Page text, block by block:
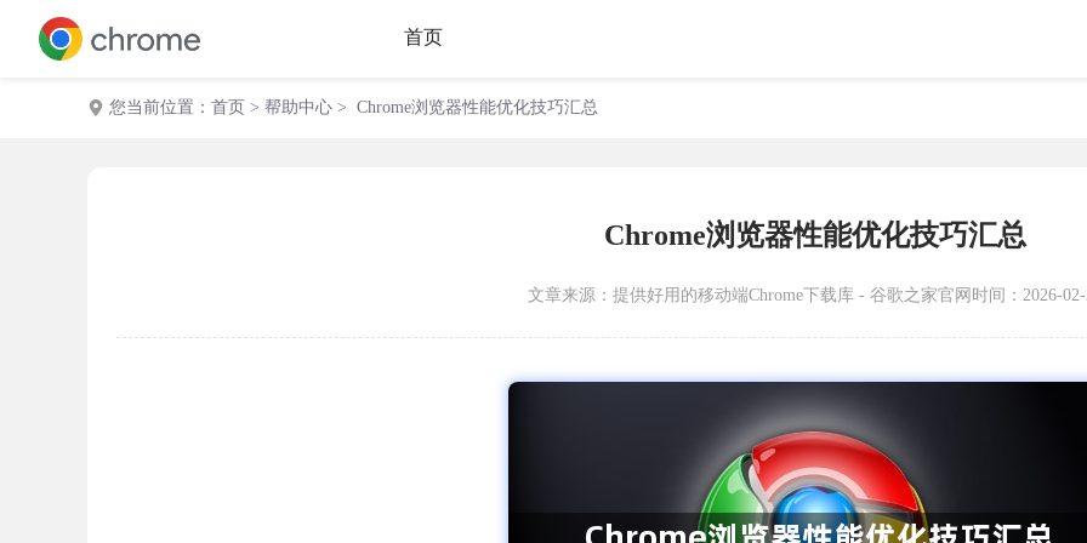
首页
您当前位置： 首页 > 帮助中心 > Chrome浏览器性能优化技巧汇总
Chrome浏览器性能优化技巧汇总
文章来源： 提供好用的移动端Chrome下载库 - 谷歌之家官网 时间：2026-